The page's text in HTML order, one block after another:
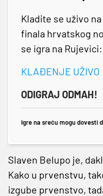
Kladite se uživo
finala hrvatskog
se igra na Rujevici:
KLAĐENJE UŽIVO
ODIGRAJ ODMAH!
Igre na sreću mogu dovesti
Slaven Belupo je,
Kako u prvenstvu,
izgube prvenstvo,